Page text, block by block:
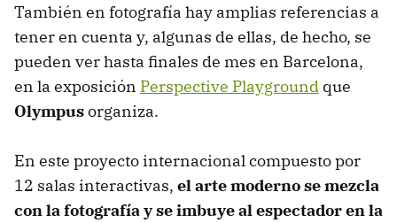
También en fotografía hay amplias referencias a
tener en cuenta y, algunas de ellas, de hecho, se
pueden ver hasta finales de mes en Barcelona,
en la exposición Perspective Playground que
Olympusorganiza.
En este proyecto internacional compuesto por
12 salas interactivas, el arte moderno se mezcla
con la fotografía y se imbuye al espectador en la